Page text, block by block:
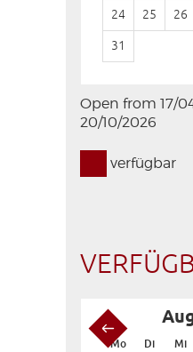
24 25 26
31
Open from 17/
20/10/2026
verfügbar
Mo Di Mi